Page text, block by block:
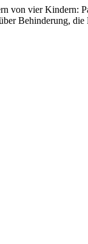
von vier Kindern:
Behinderung,